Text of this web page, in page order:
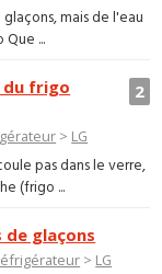
mais de l'eau
...
2
du frigo
> LG
pas dans le verre,
(frigo ...
glaçons
> LG